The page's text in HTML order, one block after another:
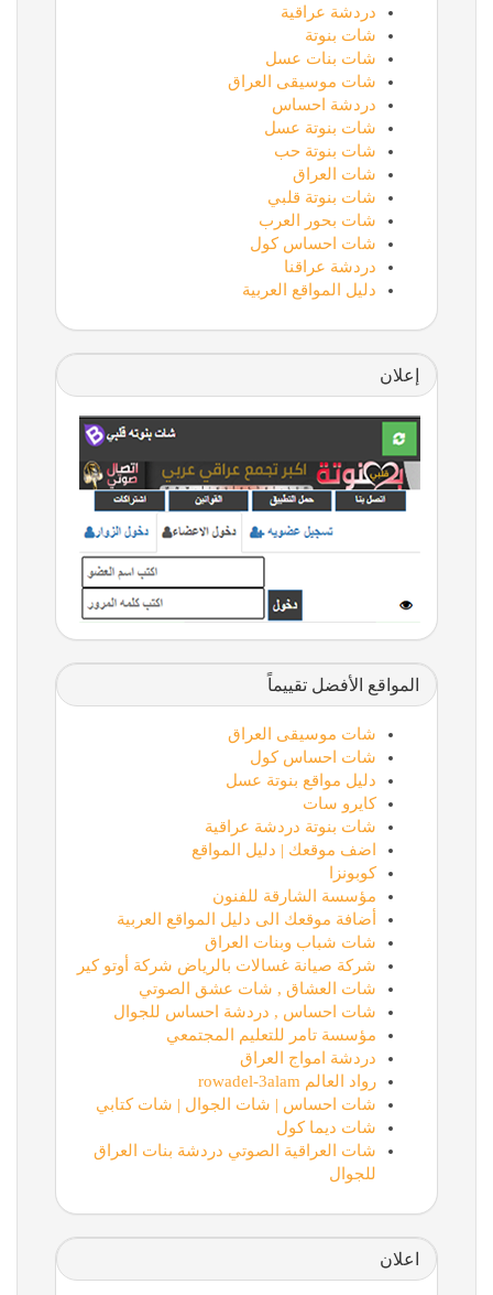
دردشة عراقية
شات بنوتة
شات بنات عسل
شات موسيقى العراق
دردشة احساس
شات بنوتة عسل
شات بنوتة حب
شات العراق
شات بنوتة قلبي
شات بحور العرب
شات احساس كول
دردشة عراقنا
دليل المواقع العربية
إعلان
المواقع الأفضل تقييماً
شات موسيقى العراق
شات احساس كول
دليل مواقع بنوتة عسل
كايرو سات
شات بنوتة دردشة عراقية
اضف موقعك | دليل المواقع
كوبونزا
مؤسسة الشارقة للفنون
أضافة موقعك الى دليل المواقع العربية
شات شباب وبنات العراق
شركة صيانة غسالات بالرياض شركة أوتو كير
شات العشاق , شات عشق الصوتي
شات احساس , دردشة احساس للجوال
مؤسسة تامر للتعليم المجتمعي
دردشة امواج العراق
رواد العالم rowadel-3alam
شات احساس | شات الجوال | شات كتابي
شات ديما كول
شات العراقية الصوتي دردشة بنات العراق
للجوال
اعلان